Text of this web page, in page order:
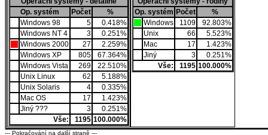
Op. systém
Počet
%
Windows 98
5
0.418%
Windows NT 4
3
0.251%
Windows 2000
27
2.259%
Windows XP
805
67.364%
Windows Vista
269
22.510%
Unix Linux
62
5.188%
Unix Solaris
4
0.335%
Mac OS
17
1.423%
Jiný ???
3
0.251%
Vše:
1195 100.000%
Op. systém Počet
%
Windows
1109
92.803%
Unix
66
5.523%
Mac
17
1.423%
Jiný
3
0.251%
Vše:
1195 100.000%
--- Pokračování na další straně ---